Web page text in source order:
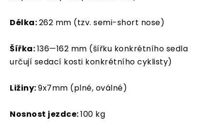
Délka:262 mm (tzv. semi-short nose)
Šířka:136—162 mm (šířku konkrétního sedla
určují sedací kosti konkrétního cyklisty)
Ližiny:9x7mm (plné, oválné)
Nosnost jezdce:100 kg